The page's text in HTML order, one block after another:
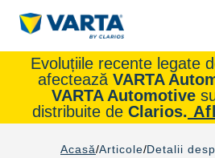
Evoluțiile recente legate
afectează VARTA
VARTA Automotive
distribuite de Clarios.
Acasă Articole Detalii